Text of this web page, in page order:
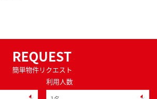
REQUEST
簡単物件リクエスト
利用人数